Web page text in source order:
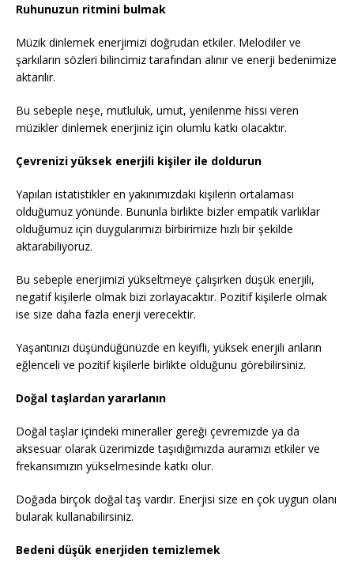
Ruhunuzun ritmini bulmak
Müzik dinlemek enerjimizi doğrudan etkiler. Melodiler ve
şarkıların sözleri bilincimiz tarafından alınır ve enerji bedenimize
aktarılır.
Bu sebeple neşe, mutluluk, umut, yenilenme hissi veren
müzikler dinlemek enerjiniz için olumlu katkı olacaktır.
Çevrenizi yüksek enerjili kişiler ile doldurun
Yapılan istatistikler en yakınımızdaki kişilerin ortalaması
olduğumuz yönünde. Bununla birlikte bizler empatik varlıklar
olduğumuz için duygularımızı birbirimize hızlı bir şekilde
aktarabiliyoruz.
Bu sebeple enerjimizi yükseltmeye çalışırken düşük enerjili,
negatif kişilerle olmak bizi zorlayacaktır. Pozitif kişilerle olmak
ise size daha fazla enerji verecektir.
Yaşantınızı düşündüğünüzde en keyifli, yüksek enerjili anların
eğlenceli ve pozitif kişilerle birlikte olduğunu görebilirsiniz.
Doğal taşlardan yararlanın
Doğal taşlar içindeki mineraller gereği çevremizde ya da
aksesuar olarak üzerimizde taşıdığımızda auramızı etkiler ve
frekansımızın yükselmesinde katkı olur.
Doğada birçok doğal taş vardır. Enerjisi size en çok uygun olanı
bularak kullanabilirsiniz.
Bedeni düşük enerjiden temizlemek